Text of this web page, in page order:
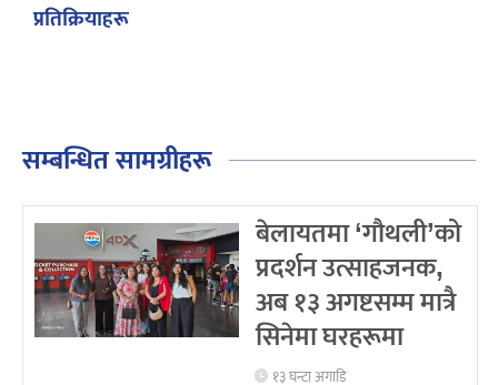
प्रतिक्रियाहरू
सम्बन्धित सामग्रीहरू
बेलायतमा ‘गौथली’को
प्रदर्शन उत्साहजनक,
अब १३ अगष्टसम्म मात्रै
सिनेमा घरहरूमा
१३ घन्टा अगाडि